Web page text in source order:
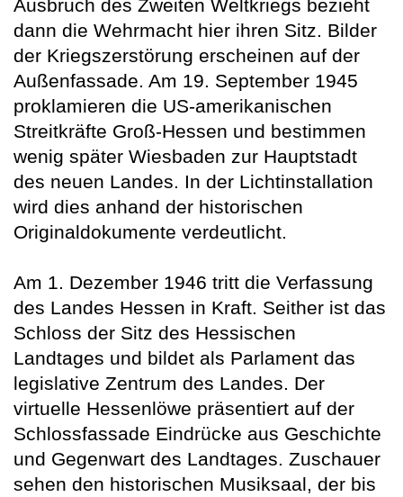
Ausbruch des Zweiten Weltkriegs bezieht
dann die Wehrmacht hier ihren Sitz. Bilder
der Kriegszerstörung erscheinen auf der
Außenfassade. Am 19. September 1945
proklamieren die US-amerikanischen
Streitkräfte Groß-Hessen und bestimmen
wenig später Wiesbaden zur Hauptstadt
des neuen Landes. In der Lichtinstallation
wird dies anhand der historischen
Originaldokumente verdeutlicht.
Am 1. Dezember 1946 tritt die Verfassung
des Landes Hessen in Kraft. Seither ist das
Schloss der Sitz des Hessischen
Landtages und bildet als Parlament das
legislative Zentrum des Landes. Der
virtuelle Hessenlöwe präsentiert auf der
Schlossfassade Eindrücke aus Geschichte
und Gegenwart des Landtages. Zuschauer
sehen den historischen Musiksaal, der bis